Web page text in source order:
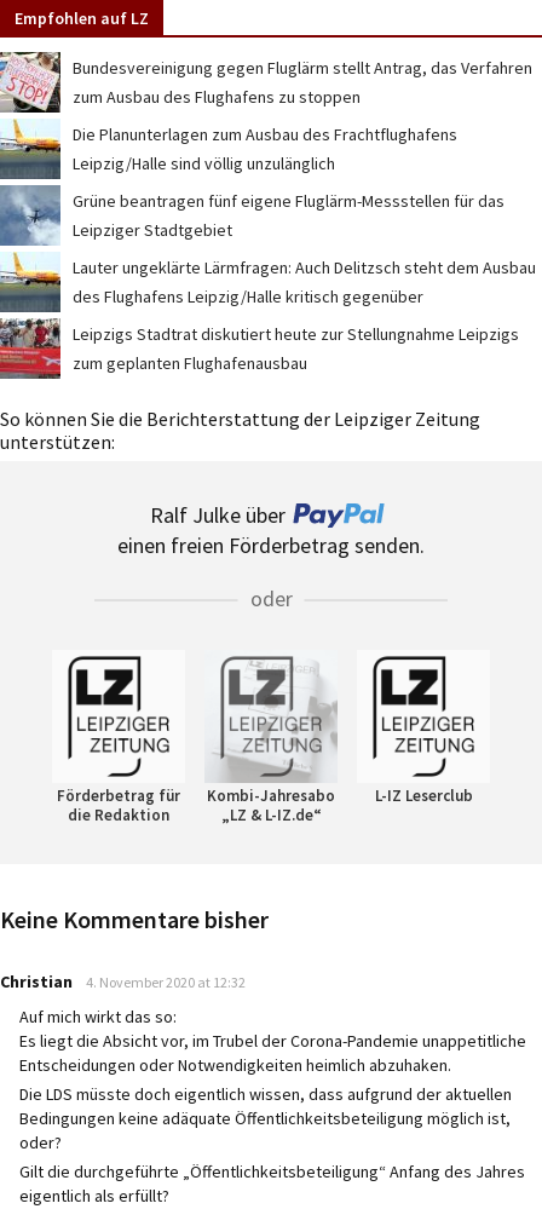
Empfohlen auf LZ
Bundesvereinigung gegen Fluglärm stellt Antrag, das Verfahren
zum Ausbau des Flughafens zu stoppen
Die Planunterlagen zum Ausbau des Frachtflughafens
Leipzig/Halle sind völlig unzulänglich
Grüne beantragen fünf eigene Fluglärm-Messstellen für das
Leipziger Stadtgebiet
Lauter ungeklärte Lärmfragen: Auch Delitzsch steht dem Ausbau
des Flughafens Leipzig/Halle kritisch gegenüber
Leipzigs Stadtrat diskutiert heute zur Stellungnahme Leipzigs
zum geplanten Flughafenausbau
So können Sie die Berichterstattung der Leipziger Zeitung
unterstützen:
Ralf Julke über
einen freien Förderbetrag senden.
oder
Förderbetrag für
die Redaktion
Kombi-Jahresabo
„LZ & L-IZ.de“
L-IZ Leserclub
Keine Kommentare bisher
Christian says:
4. November 2020 at 12:32
Auf mich wirkt das so:
Es liegt die Absicht vor, im Trubel der Corona-Pandemie unappetitliche
Entscheidungen oder Notwendigkeiten heimlich abzuhaken.
Die LDS müsste doch eigentlich wissen, dass aufgrund der aktuellen
Bedingungen keine adäquate Öffentlichkeitsbeteiligung möglich ist,
oder?
Gilt die durchgeführte „Öffentlichkeitsbeteiligung“ Anfang des Jahres
eigentlich als erfüllt?